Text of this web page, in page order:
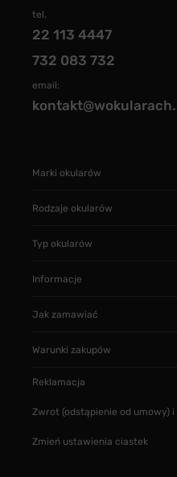
tel.
22 113 4447
732 083 732
email:
Marki okularów
Rodzaje okularów
Typ okularów
Informacje
Jak zamawiać
Warunki zakupów
Reklamacja
Zwrot (odstąpienie od umowy)
Zmień ustawienia ciastek